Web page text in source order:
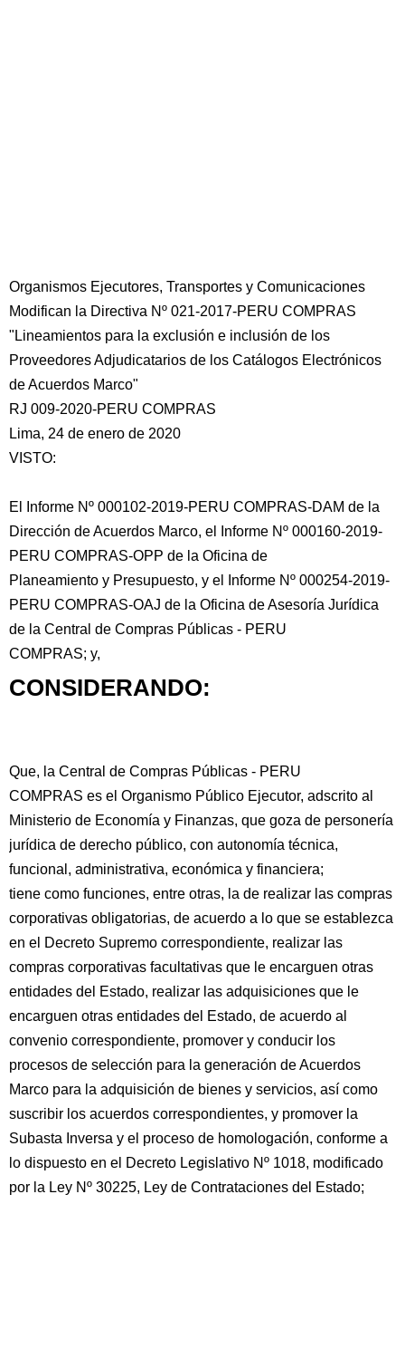
Organismos Ejecutores, Transportes y Comunicaciones
Modifican la Directiva Nº 021-2017-PERU COMPRAS
"Lineamientos para la exclusión e inclusión de los
Proveedores Adjudicatarios de los Catálogos Electrónicos
de Acuerdos Marco"
RJ 009-2020-PERU COMPRAS
Lima, 24 de enero de 2020
VISTO:
El Informe Nº 000102-2019-PERU COMPRAS-DAM de la
Dirección de Acuerdos Marco, el Informe Nº 000160-2019-
PERU COMPRAS-OPP de la Oficina de
Planeamiento y Presupuesto, y el Informe Nº 000254-2019-
PERU COMPRAS-OAJ de la Oficina de Asesoría Jurídica
de la Central de Compras Públicas - PERU
COMPRAS; y,
CONSIDERANDO:
Que, la Central de Compras Públicas - PERU
COMPRAS es el Organismo Público Ejecutor, adscrito al
Ministerio de Economía y Finanzas, que goza de personería
jurídica de derecho público, con autonomía técnica,
funcional, administrativa, económica y financiera;
tiene como funciones, entre otras, la de realizar las compras
corporativas obligatorias, de acuerdo a lo que se establezca
en el Decreto Supremo correspondiente, realizar las
compras corporativas facultativas que le encarguen otras
entidades del Estado, realizar las adquisiciones que le
encarguen otras entidades del Estado, de acuerdo al
convenio correspondiente, promover y conducir los
procesos de selección para la generación de Acuerdos
Marco para la adquisición de bienes y servicios, así como
suscribir los acuerdos correspondientes, y promover la
Subasta Inversa y el proceso de homologación, conforme a
lo dispuesto en el Decreto Legislativo Nº 1018, modificado
por la Ley Nº 30225, Ley de Contrataciones del Estado;